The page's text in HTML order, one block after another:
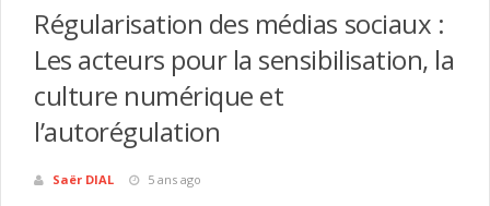
Régularisation des médias sociaux :
Les acteurs pour la sensibilisation, la
culture numérique et
l’autorégulation
Saër DIAL 5 ans ago